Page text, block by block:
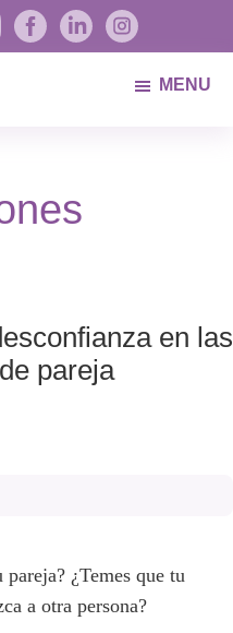
MENU
en las
pareja
¿Temes que tu
a otra persona?